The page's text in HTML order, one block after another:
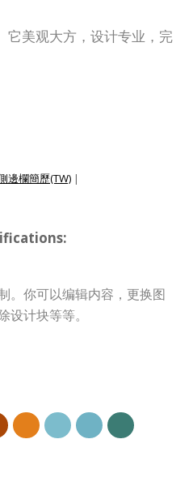
它美观大方，设计专业，完
邊欄簡歷(TW) |
。你可以编辑内容，更换图
设计块等等。